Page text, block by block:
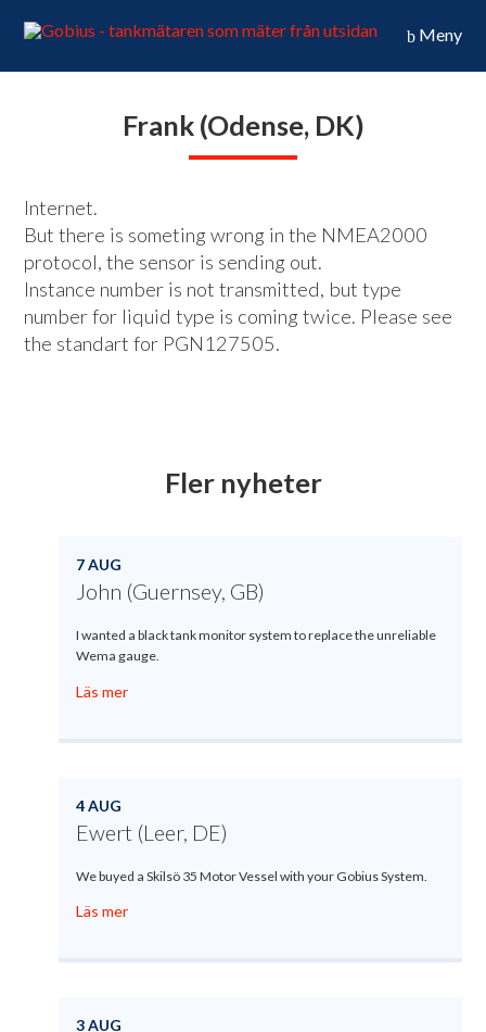
Meny
Frank (Odense, DK)
Internet.
But there is someting wrong in the NMEA2000
protocol, the sensor is sending out.
Instance number is not transmitted, but type
number for liquid type is coming twice. Please see
the standart for PGN127505.
Fler nyheter
7 AUG
John (Guernsey, GB)
I wanted a black tank monitor system to replace the unreliable
Wema gauge.
Läs mer
4 AUG
Ewert (Leer, DE)
We buyed a Skilsö 35 Motor Vessel with your Gobius System.
Läs mer
3 AUG